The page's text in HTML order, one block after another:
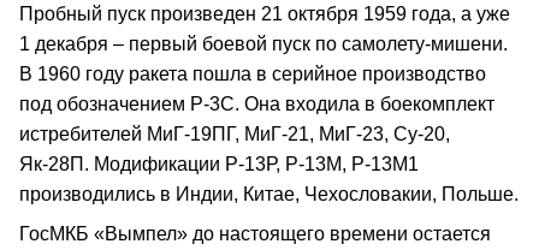
Пробный пуск произведен 21 октября 1959 года, а уже
1 декабря – первый боевой пуск по самолету-мишени.
В 1960 году ракета пошла в серийное производство
под обозначением Р-3С. Она входила в боекомплект
истребителей МиГ-19ПГ, МиГ-21, МиГ-23, Су-20,
Як-28П. Модификации Р-13Р, Р-13М, Р-13М1
производились в Индии, Китае, Чехословакии, Польше.
ГосМКБ «Вымпел» до настоящего времени остается